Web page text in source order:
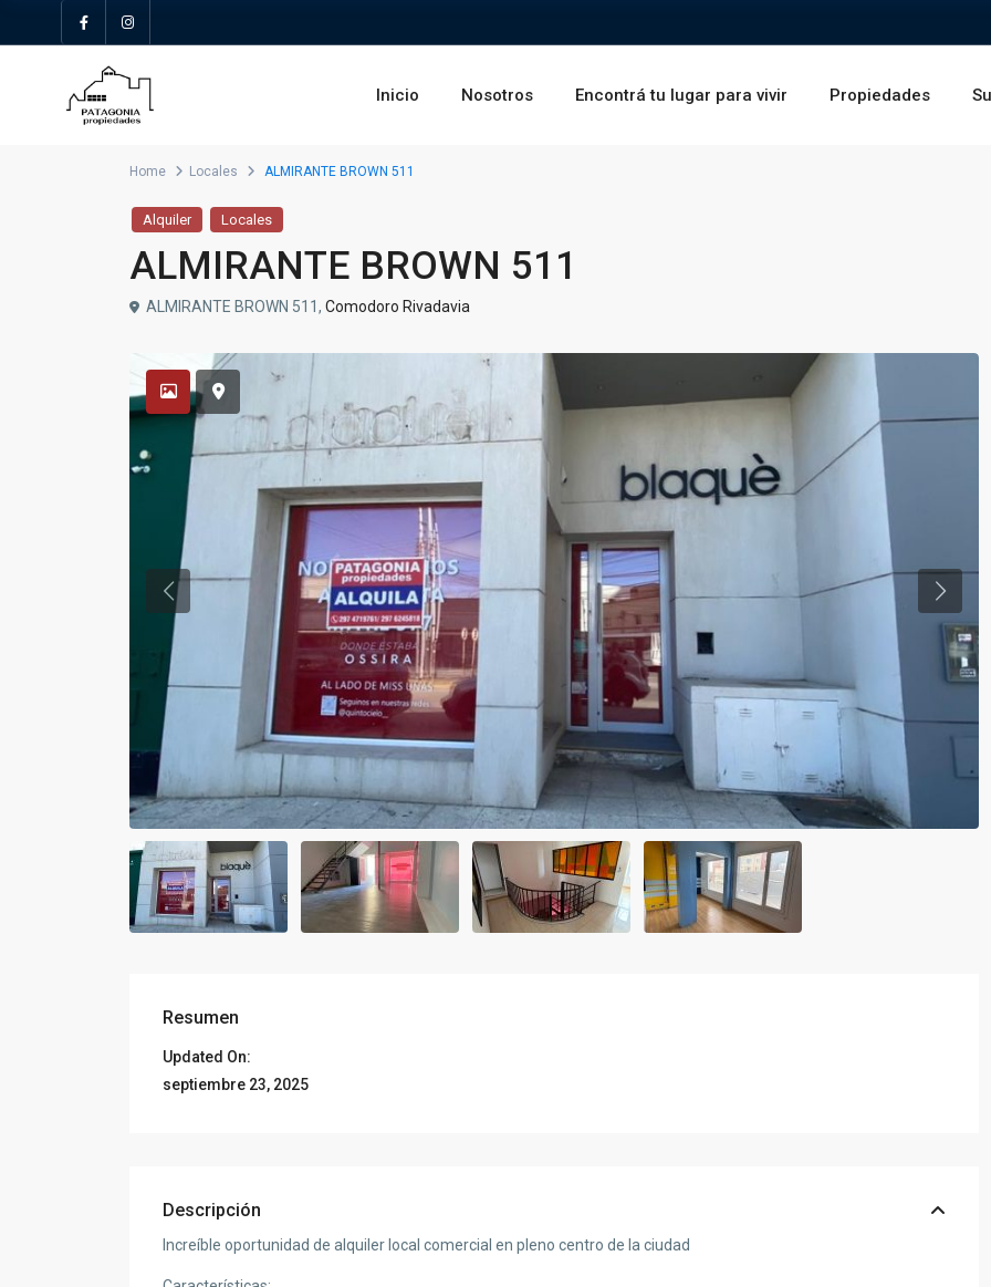
Inicio Nosotros Encontrá tu lugar para vivir Propiedades
Home Locales ALMIRANTE BROWN 511
Alquiler Locales
ALMIRANTE BROWN 511
ALMIRANTE BROWN 511, Comodoro Rivadavia
Resumen
Updated On:
septiembre 23, 2025
Descripción
Increíble oportunidad de alquiler local comercial en pleno centro de la ciudad
Ago